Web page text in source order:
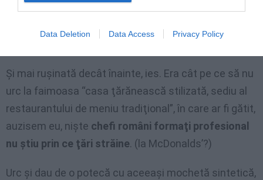
Data Deletion Data Access Privacy Policy
Şi mai ruşinată decât înainte, ies. Era cât pe ce să nu
urc la faimoasa “casa ţărănească stilizată, sediu al
restaurantului de meniu tradiţional”, în care ar fi gătit,
auzisem eu, nişte chefi români formaţi profesional
nu ştiu prin ce ţări străine. (la McDonalds’?)
Urc şi dau de o potecă cu aceeaşi mochetă sintetică,